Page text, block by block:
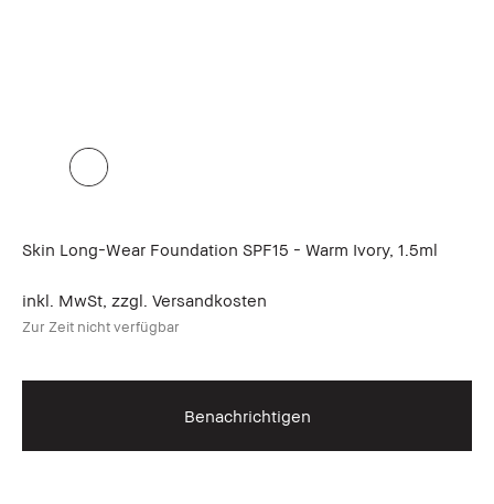
Skin Long-Wear Foundation SPF15 - Warm Ivory, 1.5ml
inkl. MwSt, zzgl. Versandkosten
Zur Zeit nicht verfügbar
Benachrichtigen